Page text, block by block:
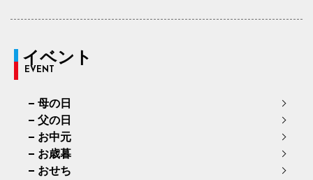
イベント
EVENT
母の日
父の日
お中元
お歳暮
おせち